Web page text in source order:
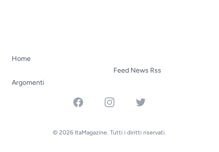
Home
Argomenti
Feed News Rss
FacebookInstagramTwitter
© 2026 ItaMagazine. Tutti i diritti riservati.